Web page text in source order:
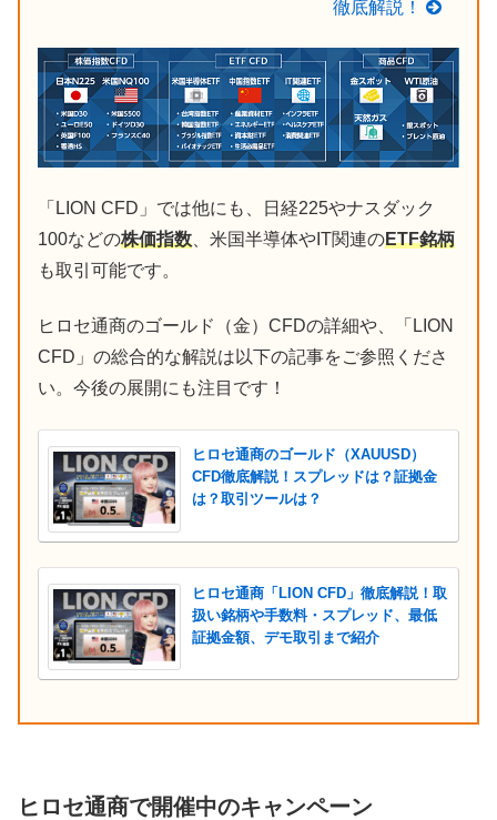
徹底解説！
「LION CFD」では他にも、日経225やナスダック
100などの株価指数 、米国半導体やIT関連のETF銘柄
も取引可能です。
ヒロセ通商のゴールド（金）CFDの詳細や、「LION
CFD」の総合的な解説は以下の記事をご参照くださ
い。今後の展開にも注目です！
ヒロセ通商のゴールド（XAUUSD）
CFD徹底解説！スプレッドは？証拠金
は？取引ツールは？
ヒロセ通商「LION CFD」徹底解説！取
扱い銘柄や手数料・スプレッド、最低
証拠金額、デモ取引まで紹介
ヒロセ通商で開催中のキャンペーン